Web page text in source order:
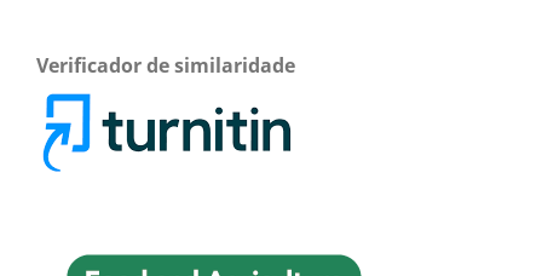
Verificador de similaridade